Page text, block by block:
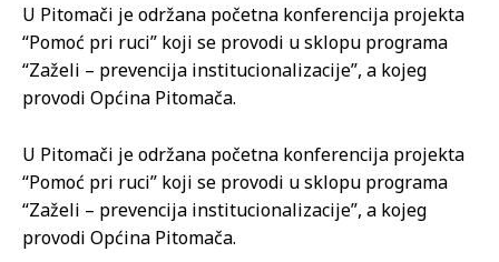
U Pitomači je održana početna konferencija projekta
“Pomoć pri ruci” koji se provodi u sklopu programa
“Zaželi – prevencija institucionalizacije”, a kojeg
provodi Općina Pitomača.
U Pitomači je održana početna konferencija projekta
“Pomoć pri ruci” koji se provodi u sklopu programa
“Zaželi – prevencija institucionalizacije”, a kojeg
provodi Općina Pitomača.